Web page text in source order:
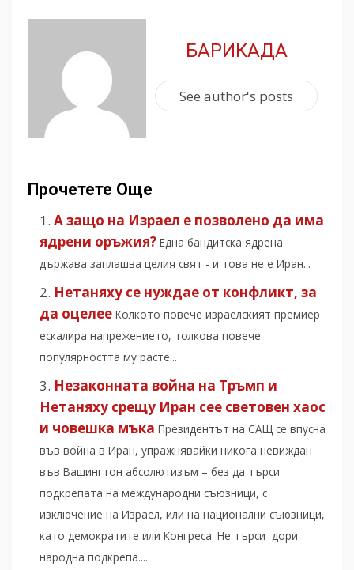
БАРИКАДА
See author's posts
Прочетете Още
А защо на Израел е позволено да има
ядрени оръжия? Една бандитска ядрена
държава заплашва целия свят - и това не е Иран...
Нетаняху се нуждае от конфликт, за
да оцелее Колкото повече израелският премиер
ескалира напрежението, толкова повече
популярността му расте...
Незаконната война на Тръмп и
Нетаняху срещу Иран сее световен хаос
и човешка мъка Президентът на САЩ се впусна
във война в Иран, упражнявайки никога невиждан
във Вашингтон абсолютизъм – без да търси
подкрепата на международни съюзници, с
изключение на Израел, или на национални съюзници,
като демократите или Конгреса. Не търси дори
народна подкрепа....